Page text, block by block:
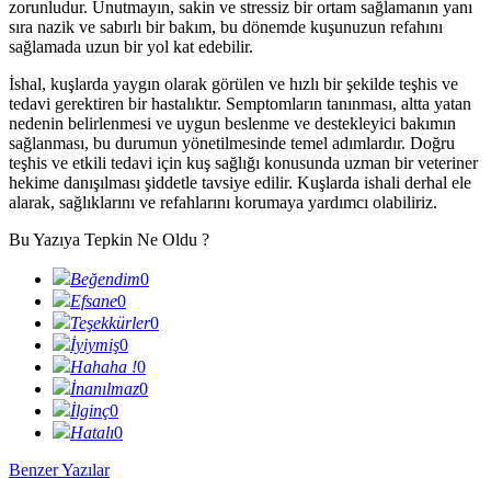
zorunludur. Unutmayın, sakin ve stressiz bir ortam sağlamanın yanı
sıra nazik ve sabırlı bir bakım, bu dönemde kuşunuzun refahını
sağlamada uzun bir yol kat edebilir.
İshal, kuşlarda yaygın olarak görülen ve hızlı bir şekilde teşhis ve
tedavi gerektiren bir hastalıktır. Semptomların tanınması, altta yatan
nedenin belirlenmesi ve uygun beslenme ve destekleyici bakımın
sağlanması, bu durumun yönetilmesinde temel adımlardır. Doğru
teşhis ve etkili tedavi için kuş sağlığı konusunda uzman bir veteriner
hekime danışılması şiddetle tavsiye edilir. Kuşlarda ishali derhal ele
alarak, sağlıklarını ve refahlarını korumaya yardımcı olabiliriz.
Bu Yazıya Tepkin Ne Oldu ?
Beğendim0
Efsane0
Teşekkürler0
İyiymiş0
Hahaha !0
İnanılmaz0
İlginç0
Hatalı0
Benzer Yazılar